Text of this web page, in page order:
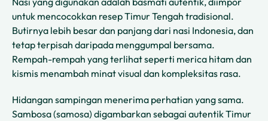
untuk mencocokkan resep Timur Tengah tradisional.
Butirnya lebih besar dan panjang dari nasi Indonesia, dan
tetap terpisah daripada menggumpal bersama.
Rempah-rempah yang terlihat seperti merica hitam dan
kismis menambah minat visual dan kompleksitas rasa.
Hidangan sampingan menerima perhatian yang sama.
Sambosa (samosa) digambarkan sebagai autentik Timur